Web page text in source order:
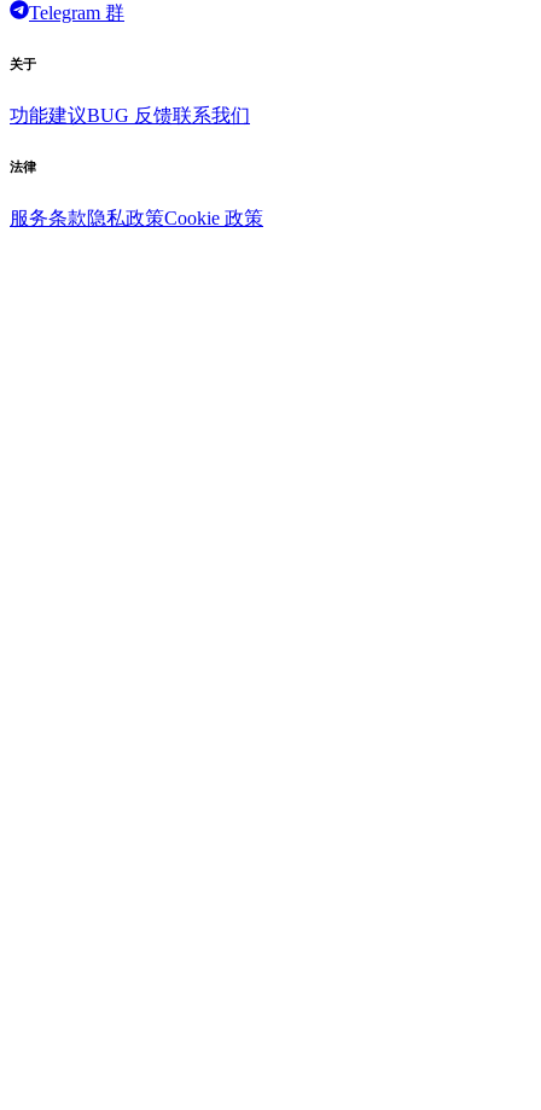
Telegram 群
关于
功能建议BUG 反馈联系我们
法律
服务条款隐私政策Cookie 政策